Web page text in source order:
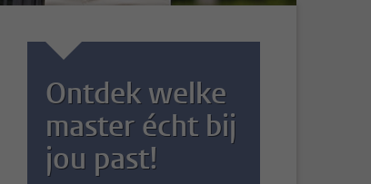
Ontdek welke
master écht bij
jou past!